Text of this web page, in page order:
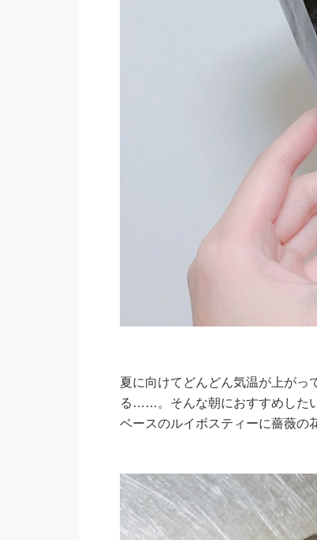
夏に向けてどんどん気温が上がっ
る……。そんな朝におすすめした
ベースのルイボスティーに薔薇の